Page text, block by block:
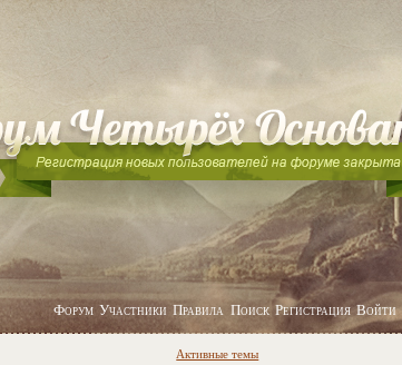
Форум Участники Правила Поиск Регистрация Войти
Активные темы